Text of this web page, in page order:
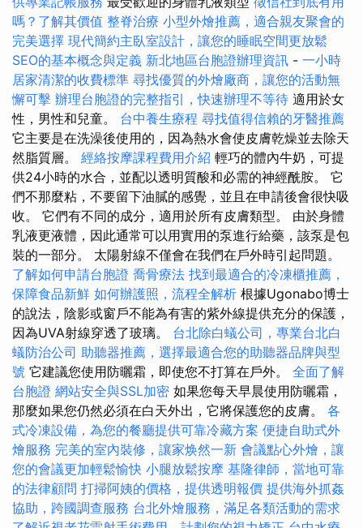
嗎？了解其價值 整脊治療 小型外燴推薦，適合親友聚會的
完美選擇 現代簡約主臥室設計，讓您的睡眠空間更放鬆
SEO的基本概念與定義 新北地區台胞證辦理資訊 - 一小時
居家清潔的收費標準 尋找優質的外燴廠商，讓您的活動無
懈可擊 辦理台胞證的完整指引，快速辦理不等待 適用於女
性，男性和兒童。 台中養生療程 尋找值得信賴的牙醫推薦
它主要是在洗澡後使用的，因為熱水會使皮膚乾燥並去除天
然脂質層。 經絡按摩課程費用介紹 輕巧的體內牛奶，可提
供24小時的水合，並配以透明質酸和必需的神經酰胺。 它
們不那麼粘，不要留下油膩的感覺，並且在申請後會很快吸
收。 它們有不同的成分，適用於所有皮膚類型。 由於身體
乳液更液體，因此通常可以用實用的泵進行給藥，該泵是包
裝的一部分。 太陽射線不僅會在我們在戶外時引起問題。
了解如何申請台胞證 喬骨療法 找到最適合的冷凍櫃推薦，
保障食品新鮮 如何辦護照，流程全解析 根據Ugonabo博士
的說法，陰影或窗戶不能為有害的紫外線提供充分的保護，
因為UVA射線穿透了玻璃。 台北除白蟻公司，專業台北白
蟻防治公司 助聽器推薦，選擇最適合您的助聽器品牌與型
號 它建議您使用防曬霜，即使您不打算在戶外。 全面了解
台胞證 網站安全與SSL加密 如果您每天早晨使用防曬霜，
那麼如果您仍然必須在白天外出，它將保護您的皮膚。 各
式冷凍設備，為您的餐廳提供可靠冷藏方案 便捷自助式外
燴服務 完美的室內裝修，讓家焕然一新 會議點心外燴，讓
您的會議更加輕鬆愉快 小腿放鬆按摩 基隆律師，當地可靠
的法律顧問 打掃阿姨的價格，提供透明報價 提供海外抓姦
協助，跨國調查服務 台北外燴服務，滿足各類活動的需求